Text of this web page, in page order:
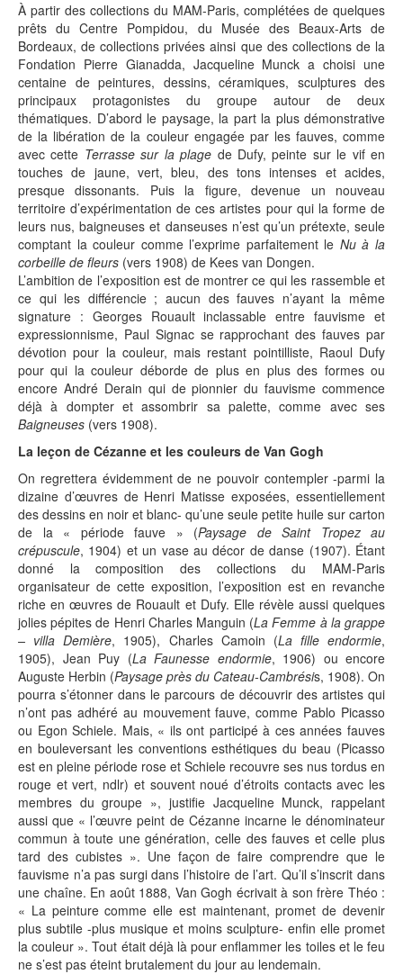
À partir des collections du MAM-Paris, complétées de quelques
prêts du Centre Pompidou, du Musée des Beaux-Arts de
Bordeaux, de collections privées ainsi que des collections de la
Fondation Pierre Gianadda, Jacqueline Munck a choisi une
centaine de peintures, dessins, céramiques, sculptures des
principaux protagonistes du groupe autour de deux
thématiques. D’abord le paysage, la part la plus démonstrative
de la libération de la couleur engagée par les fauves, comme
avec cette Terrasse sur la plage de Dufy, peinte sur le vif en
touches de jaune, vert, bleu, des tons intenses et acides,
presque dissonants. Puis la figure, devenue un nouveau
territoire d’expérimentation de ces artistes pour qui la forme de
leurs nus, baigneuses et danseuses n’est qu’un prétexte, seule
comptant la couleur comme l’exprime parfaitement le Nu à la
corbeille de fleurs (vers 1908) de Kees van Dongen.
L’ambition de l’exposition est de montrer ce qui les rassemble et
ce qui les différencie ; aucun des fauves n’ayant la même
signature : Georges Rouault inclassable entre fauvisme et
expressionnisme, Paul Signac se rapprochant des fauves par
dévotion pour la couleur, mais restant pointilliste, Raoul Dufy
pour qui la couleur déborde de plus en plus des formes ou
encore André Derain qui de pionnier du fauvisme commence
déjà à dompter et assombrir sa palette, comme avec ses
Baigneuses (vers 1908).
La leçon de Cézanne et les couleurs de Van Gogh
On regrettera évidemment de ne pouvoir contempler -parmi la
dizaine d’œuvres de Henri Matisse exposées, essentiellement
des dessins en noir et blanc- qu’une seule petite huile sur carton
de la « période fauve » (Paysage de Saint Tropez au
crépuscule, 1904) et un vase au décor de danse (1907). Étant
donné la composition des collections du MAM-Paris
organisateur de cette exposition, l’exposition est en revanche
riche en œuvres de Rouault et Dufy. Elle révèle aussi quelques
jolies pépites de Henri Charles Manguin (La Femme à la grappe
– villa Demière, 1905), Charles Camoin (La fille endormie,
1905), Jean Puy (La Faunesse endormie, 1906) ou encore
Auguste Herbin (Paysage près du Cateau-Cambrésis, 1908). On
pourra s’étonner dans le parcours de découvrir des artistes qui
n’ont pas adhéré au mouvement fauve, comme Pablo Picasso
ou Egon Schiele. Mais, « ils ont participé à ces années fauves
en bouleversant les conventions esthétiques du beau (Picasso
est en pleine période rose et Schiele recouvre ses nus tordus en
rouge et vert, ndlr) et souvent noué d’étroits contacts avec les
membres du groupe », justifie Jacqueline Munck, rappelant
aussi que « l’œuvre peint de Cézanne incarne le dénominateur
commun à toute une génération, celle des fauves et celle plus
tard des cubistes ». Une façon de faire comprendre que le
fauvisme n’a pas surgi dans l’histoire de l’art. Qu’il s’inscrit dans
une chaîne. En août 1888, Van Gogh écrivait à son frère Théo :
« La peinture comme elle est maintenant, promet de devenir
plus subtile -plus musique et moins sculpture- enfin elle promet
la couleur ». Tout était déjà là pour enflammer les toiles et le feu
ne s’est pas éteint brutalement du jour au lendemain.